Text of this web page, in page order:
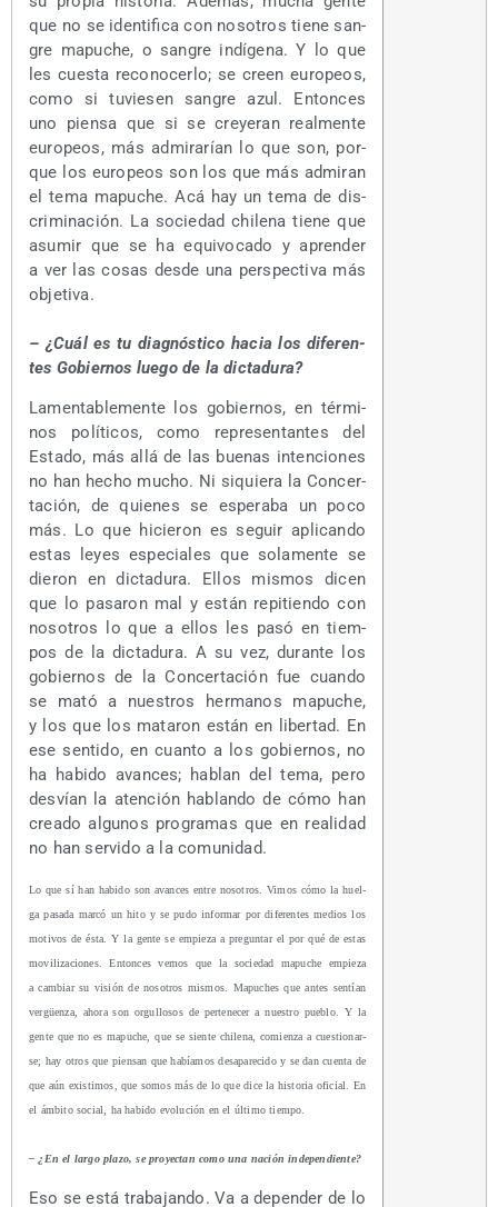
que no se iden­ti­fi­ca con noso­tros tie­ne san­
gre mapu­che, o san­gre indí­ge­na. Y lo que
les cues­ta reco­no­cer­lo; se creen euro­peos,
como si tuvie­sen san­gre azul. Enton­ces
uno pien­sa que si se cre­ye­ran real­men­te
euro­peos, más admi­ra­rían lo que son, por­
que los euro­peos son los que más admi­ran
el tema mapu­che. Acá hay un tema de dis­
cri­mi­na­ción. La socie­dad chi­le­na tie­ne que
asu­mir que se ha equi­vo­ca­do y apren­der
a ver las cosas des­de una pers­pec­ti­va más
objetiva.
– ¿Cuál es tu diag­nós­ti­co hacia los dife­ren­
tes Gobier­nos lue­go de la dictadura?
Lamen­ta­ble­men­te los gobier­nos, en tér­mi­
nos polí­ti­cos, como repre­sen­tan­tes del
Esta­do, más allá de las bue­nas inten­cio­nes
no han hecho mucho. Ni siquie­ra la Con­cer­
ta­ción, de quie­nes se espe­ra­ba un poco
más. Lo que hicie­ron es seguir apli­can­do
estas leyes espe­cia­les que sola­men­te se
die­ron en dic­ta­du­ra. Ellos mis­mos dicen
que lo pasa­ron mal y están repi­tien­do con
noso­tros lo que a ellos les pasó en tiem­
pos de la dic­ta­du­ra. A su vez, duran­te los
gobier­nos de la Con­cer­ta­ción fue cuan­do
se mató a nues­tros her­ma­nos mapu­che,
y los que los mata­ron están en liber­tad. En
ese sen­ti­do, en cuan­to a los gobier­nos, no
ha habi­do avan­ces; hablan del tema, pero
des­vían la aten­ción hablan­do de cómo han
crea­do algu­nos pro­gra­mas que en reali­dad
no han ser­vi­do a la comunidad.
Lo que sí han habi­do son avan­ces entre noso­tros. Vimos cómo la huel­
ga pasa­da mar­có un hito y se pudo infor­mar por dife­ren­tes medios los
moti­vos de ésta. Y la gen­te se empie­za a pre­gun­tar el por qué de estas
movi­li­za­cio­nes. Enton­ces vemos que la socie­dad mapu­che empie­za
a cam­biar su visión de noso­tros mis­mos. Mapu­ches que antes sen­tían
ver­güen­za, aho­ra son orgu­llo­sos de per­te­ne­cer a nues­tro pue­blo. Y la
gen­te que no es mapu­che, que se sien­te chi­le­na, comien­za a cues­tio­nar­
se; hay otros que pien­san que había­mos des­apa­re­ci­do y se dan cuen­ta de
que aún exis­ti­mos, que somos más de lo que dice la his­to­ria ofi­cial. En
el ámbi­to social, ha habi­do evo­lu­ción en el últi­mo tiempo.
– ¿En el lar­go pla­zo, se pro­yec­tan como una nación independiente?
Eso se está tra­ba­jan­do. Va a depen­der de lo